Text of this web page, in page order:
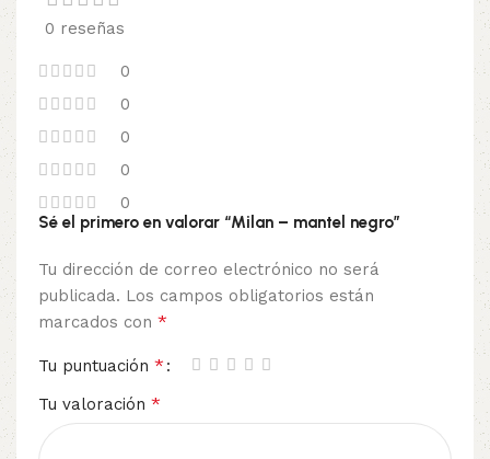
0 reseñas
0
0
0
0
0
Sé el primero en valorar “Milan – mantel negro”
Tu dirección de correo electrónico no será
publicada. Los campos obligatorios están
marcados con *
Tu puntuación *
Tu valoración *